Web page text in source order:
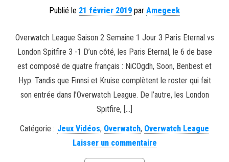
Publié le 21 février 2019 par Amegeek
Overwatch League Saison 2 Semaine 1 Jour 3 Paris Eternal vs
London Spitfire 3 -1 D’un côté, les Paris Eternal, le 6 de base
est composé de quatre français : NiCOgdh, Soon, Benbest et
Hyp. Tandis que Finnsi et Kruise complètent le roster qui fait
son entrée dans l’Overwatch League. De l’autre, les London
Spitfire, […]
Catégorie : Jeux Vidéos, Overwatch, Overwatch League
Laisser un commentaire